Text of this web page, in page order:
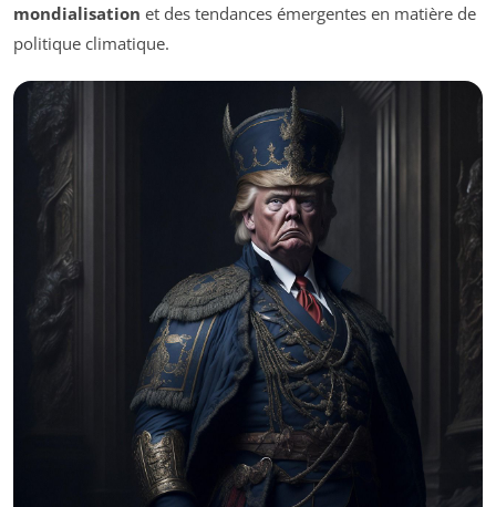
mondialisation et des tendances émergentes en matière de
politique climatique.